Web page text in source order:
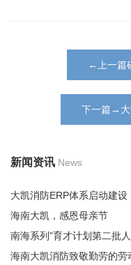
←上一篇
下一篇→大
新闻资讯 News
大凯消防ERP体系启动建设
海南大凯，感恩母亲节
南海系列”育才计划第二批人
海南大凯消防致敬勤劳的劳